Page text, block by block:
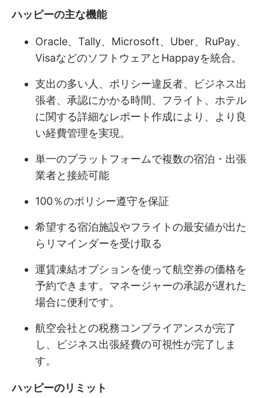
ハッピーの主な機能
Oracle、Tally、Microsoft、Uber、RuPay、
VisaなどのソフトウェアとHappayを統合。
支出の多い人、ポリシー違反者、ビジネス出
張者、承認にかかる時間、フライト、ホテル
に関する詳細なレポート作成により、より良
い経費管理を実現。
単一のプラットフォームで複数の宿泊・出張
業者と接続可能
100％のポリシー遵守を保証
希望する宿泊施設やフライトの最安値が出た
らリマインダーを受け取る
運賃凍結オプションを使って航空券の価格を
予約できます。マネージャーの承認が遅れた
場合に便利です。
航空会社との税務コンプライアンスが完了
し、ビジネス出張経費の可視性が完了しま
す。
ハッピーのリミット